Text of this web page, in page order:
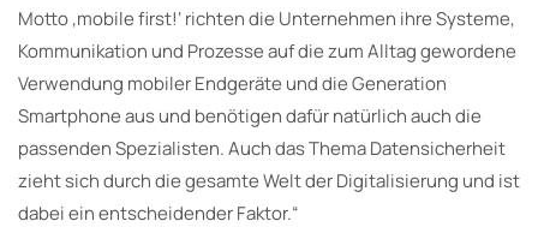
Motto ‚mobile first!‘ richten die Unternehmen ihre Systeme,
Kommunikation und Prozesse auf die zum Alltag gewordene
Verwendung mobiler Endgeräte und die Generation
Smartphone aus und benötigen dafür natürlich auch die
passenden Spezialisten. Auch das Thema Datensicherheit
zieht sich durch die gesamte Welt der Digitalisierung und ist
dabei ein entscheidender Faktor.“